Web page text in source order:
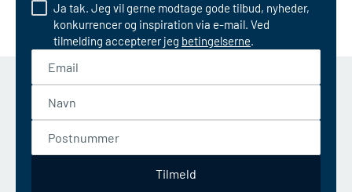
Ja tak. Jeg vil gerne modtage gode tilbud, nyheder,
konkurrencer og inspiration via e-mail. Ved
tilmelding accepterer jeg betingelserne.
Tilmeld